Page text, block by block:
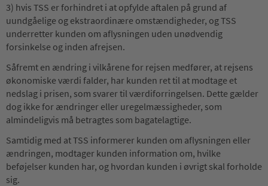
3) hvis TSS er forhindret i at opfylde aftalen på grund af
uundgåelige og ekstraordinære omstændigheder, og TSS
underretter kunden om aflysningen uden unødvendig
forsinkelse og inden afrejsen.
Såfremt en ændring i vilkårene for rejsen medfører, at rejsens
økonomiske værdi falder, har kunden ret til at modtage et
nedslag i prisen, som svarer til værdiforringelsen. Dette gælder
dog ikke for ændringer eller uregelmæssigheder, som
almindeligvis må betragtes som bagatelagtige.
Samtidig med at TSS informerer kunden om aflysningen eller
ændringen, modtager kunden information om, hvilke
beføjelser kunden har, og hvordan kunden i øvrigt skal forholde
sig.